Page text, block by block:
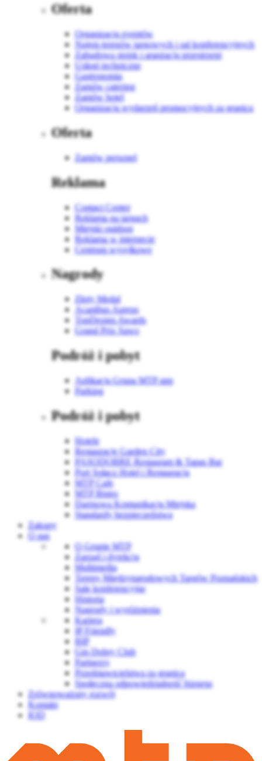
Oferta
Organizacja eventów
Najem terenów targowych i sal konferencyjnych
Zabudowa stoisk i aranżacja przestrzeni
Usługi techniczne
Gastronomia
Zamów catering
Zamów hotel
Organizacja wydarzeń promocyjnych za granicą
Oferta
Zamów personel
Reklama
Contact Center
Reklama na targach
Miejski outdoor
Reklama w internecie
Centrum wysyłkowe
Nagrody
Złoty Medal
Acanthus Aureus
TopDesign Awards
Grand Prix Sawo
Podróż i pobyt
Aplikacja Grupa MTP app
Parking
Podróż i pobyt
Hotele
Restauracje Garden City
PASODOBRE Restaurant & Tapas Bar
Port Sołacz Hotel i Restauracja
MTP Cafe
MTP Bistro
Darmowa Komunikacja Miejska
Standardy bezpieczeństwa
Zakupy
O nas
O Grupie MTP
Zarząd i dyrekcja
Multimedia
Tereny Międzynarodowych Targów Poznańskich
Sale konferencyjne
Historia
Nagrody i wyróżnienia
Kariera
IP Friendly
BIP
Gin Dobry Club
Partnerzy
Przedstawicielstwa za granicą
Społeczna odpowiedzialność biznesu
Zrównoważony rozwój
Kontakt
IOD